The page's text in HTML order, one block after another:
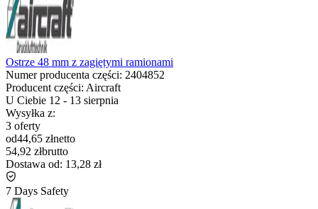
Ostrze 48 mm z zagiętymi ramionami
Numer producenta części: 2404852
Producent części: Aircraft
U Ciebie 12 - 13 sierpnia
Wysyłka z:
3 oferty
od44,65 złnetto
54,92 złbrutto
Dostawa od: 13,28 zł
7 Days Safety